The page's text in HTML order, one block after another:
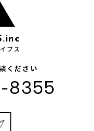
ブス
ください
8355